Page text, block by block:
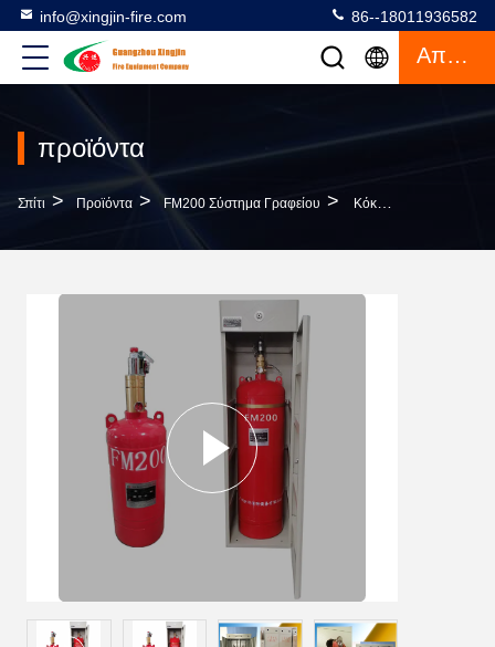
info@xingjin-fire.com 86--18011936582
Απόσπασμα
προϊόντα
Σπίτι > Προϊόντα > FM200 Σύστημα Γραφείου > Κόκκινο 100L Hfc227ea FM200 Συστήματα Ντουλάπις Εταιρεία Άμεση Διασφάλιση Ποιότητας Καλύτερη Τιμή